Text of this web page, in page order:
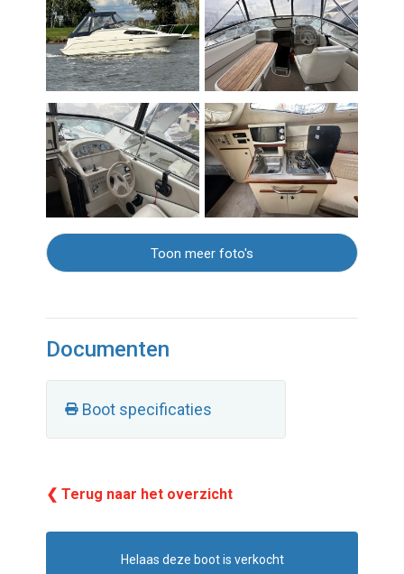
Toon meer foto's
Documenten
Boot specificaties
❮ Terug naar het overzicht
Helaas deze boot is verkocht